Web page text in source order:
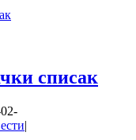
списак
|